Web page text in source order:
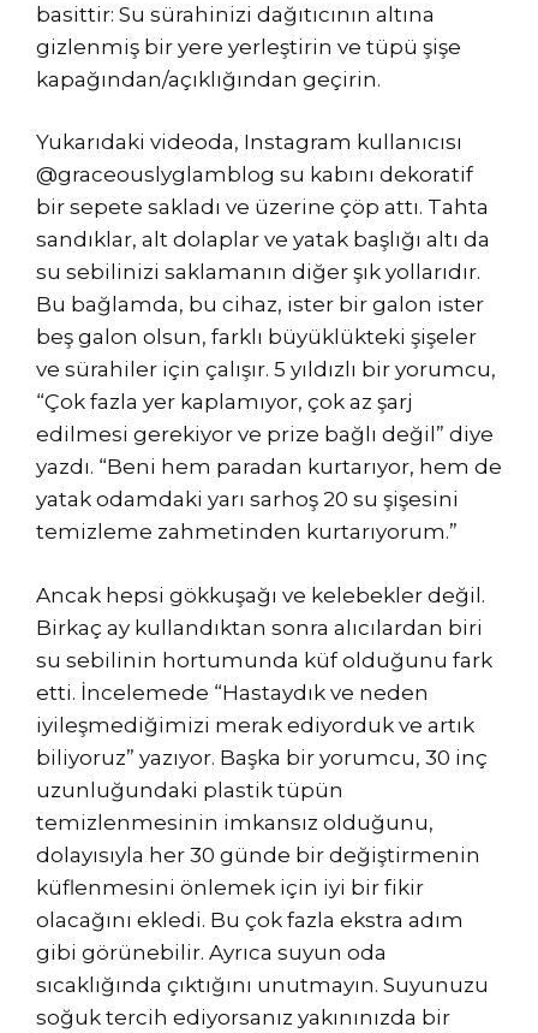
basittir: Su sürahinizi dağıtıcının altına
gizlenmiş bir yere yerleştirin ve tüpü şişe
kapağından/açıklığından geçirin.
Yukarıdaki videoda, Instagram kullanıcısı
@graceouslyglamblog su kabını dekoratif
bir sepete sakladı ve üzerine çöp attı. Tahta
sandıklar, alt dolaplar ve yatak başlığı altı da
su sebilinizi saklamanın diğer şık yollarıdır.
Bu bağlamda, bu cihaz, ister bir galon ister
beş galon olsun, farklı büyüklükteki şişeler
ve sürahiler için çalışır. 5 yıldızlı bir yorumcu,
“Çok fazla yer kaplamıyor, çok az şarj
edilmesi gerekiyor ve prize bağlı değil” diye
yazdı. “Beni hem paradan kurtarıyor, hem de
yatak odamdaki yarı sarhoş 20 su şişesini
temizleme zahmetinden kurtarıyorum.”
Ancak hepsi gökkuşağı ve kelebekler değil.
Birkaç ay kullandıktan sonra alıcılardan biri
su sebilinin hortumunda küf olduğunu fark
etti. İncelemede “Hastaydık ve neden
iyileşmediğimizi merak ediyorduk ve artık
biliyoruz” yazıyor. Başka bir yorumcu, 30 inç
uzunluğundaki plastik tüpün
temizlenmesinin imkansız olduğunu,
dolayısıyla her 30 günde bir değiştirmenin
küflenmesini önlemek için iyi bir fikir
olacağını ekledi. Bu çok fazla ekstra adım
gibi görünebilir. Ayrıca suyun oda
sıcaklığında çıktığını unutmayın. Suyunuzu
soğuk tercih ediyorsanız yakınınızda bir